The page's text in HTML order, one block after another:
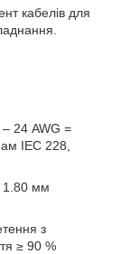
кабелів для
– 24 AWG =
IEC 228,
1.80 мм
з
≥ 90 %